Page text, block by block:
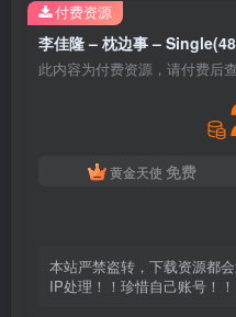
此内容为付费资源，请付费后
黄金天使 免费
本站严禁盗转，下载资源都
IP处理！！珍惜自己账号！！
付费资源